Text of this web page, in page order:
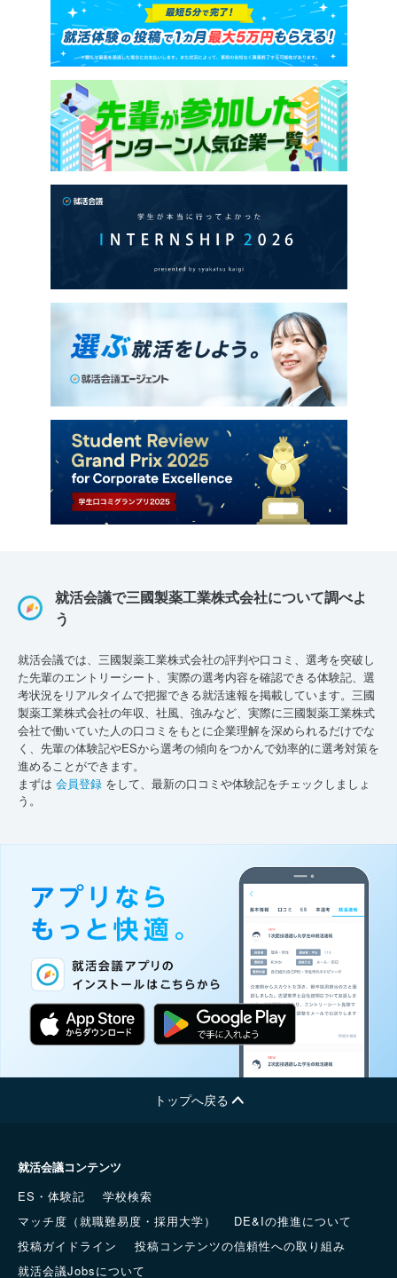
就活会議で三國製薬工業株式会社について調べよ
う
就活会議では、三國製薬工業株式会社の評判や口コミ、選考を突破し
た先輩のエントリーシート、実際の選考内容を確認できる体験記、選
考状況をリアルタイムで把握できる就活速報を掲載しています。三國
製薬工業株式会社の年収、社風、強みなど、実際に三國製薬工業株式
会社で働いていた人の口コミをもとに企業理解を深められるだけでな
く、先輩の体験記やESから選考の傾向をつかんで効率的に選考対策を
進めることができます。
まずは 会員登録 をして、最新の口コミや体験記をチェックしましょ
う。
トップへ戻る
就活会議コンテンツ
ES・体験記
学校検索
マッチ度（就職難易度・採用大学）
DE&Iの推進について
投稿ガイドライン
投稿コンテンツの信頼性への取り組み
就活会議Jobsについて